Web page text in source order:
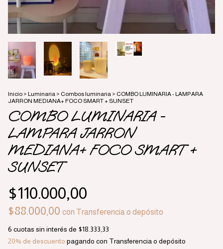
Inicio > Luminaria > Combos luminaria > COMBO LUMINARIA - LAMPARA
JARRON MEDIANA+ FOCO SMART + SUNSET
COMBO LUMINARIA -
LAMPARA JARRON
MEDIANA+ FOCO SMART +
SUNSET
$110.000,00
$88.000,00 con Transferencia o depósito
6 cuotas sin interés de $18.333,33
20% de descuento pagando con Transferencia o depósito